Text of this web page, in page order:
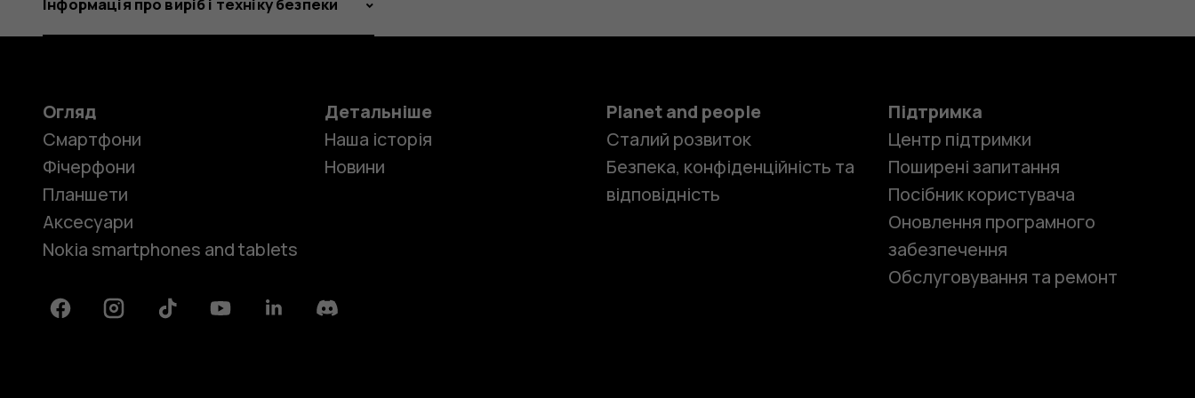
Огляд
Смартфони
Фічерфони
Планшети
Аксесуари
Nokia smartphones and tablets
Детальніше
Наша історія
Новини
Planet and people
Сталий розвиток
Безпека, конфіденційність та
відповідність
Підтримка
Центр підтримки
Поширені запитання
Посібник користувача
Оновлення програмного
забезпечення
Обслуговування та ремонт
FacebookInstagramTiktok YoutubeLinkedinDiscord